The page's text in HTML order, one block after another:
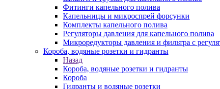
Фитинги капельного полива
Капельницы и микроспрей форсунки
Комплекты капельного полива
Регуляторы давления для капельного полива
Микроредукторы давления и фильтра с
Короба, водяные розетки и гидранты
Назад
Короба, водяные розетки и гидранты
Короба
Гидранты и водяные розетки